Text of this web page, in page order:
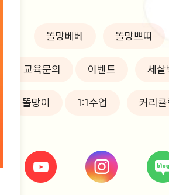
똘망베베 똘망쁘띠
교육문의 이벤트 세살
똘망이 1:1수업 커리